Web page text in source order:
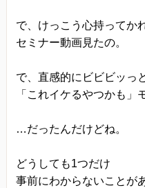
個人情報の管理
当方は、個人情報の
十分な安全保護に努
に、また最新なものに
当方は、お客様が当
報の照会、修正または
で、けっこう心持ってか
セミナー動画見たの。
で、直感的にビビビッっと
「これイケるやつかも」
…だったんだけどね。
どうしても1つだけ
事前にわからないことが